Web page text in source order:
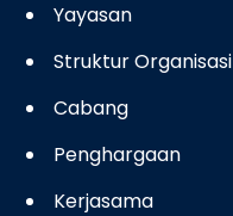
Yayasan
Struktur Organisasi
Cabang
Penghargaan
Kerjasama